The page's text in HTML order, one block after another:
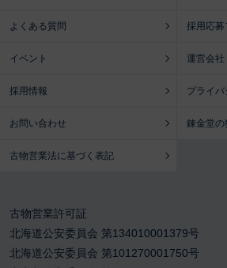
よくある質問 採用応募
イベント 運営会社
採用情報 プライ
お問い合わせ 錬金堂の
古物営業法に基づく表記
古物営業許可証
北海道公安委員会 第134010001379号
北海道公安委員会 第101270001750号